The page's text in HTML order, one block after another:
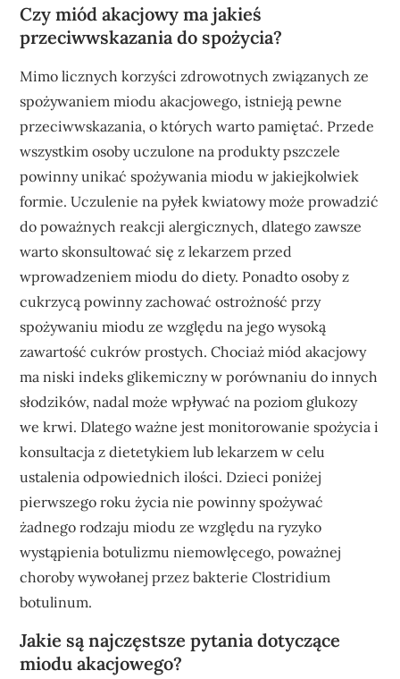
Czy miód akacjowy ma jakieś
przeciwwskazania do spożycia?
Mimo licznych korzyści zdrowotnych związanych ze
spożywaniem miodu akacjowego, istnieją pewne
przeciwwskazania, o których warto pamiętać. Przede
wszystkim osoby uczulone na produkty pszczele
powinny unikać spożywania miodu w jakiejkolwiek
formie. Uczulenie na pyłek kwiatowy może prowadzić
do poważnych reakcji alergicznych, dlatego zawsze
warto skonsultować się z lekarzem przed
wprowadzeniem miodu do diety. Ponadto osoby z
cukrzycą powinny zachować ostrożność przy
spożywaniu miodu ze względu na jego wysoką
zawartość cukrów prostych. Chociaż miód akacjowy
ma niski indeks glikemiczny w porównaniu do innych
słodzików, nadal może wpływać na poziom glukozy
we krwi. Dlatego ważne jest monitorowanie spożycia i
konsultacja z dietetykiem lub lekarzem w celu
ustalenia odpowiednich ilości. Dzieci poniżej
pierwszego roku życia nie powinny spożywać
żadnego rodzaju miodu ze względu na ryzyko
wystąpienia botulizmu niemowlęcego, poważnej
choroby wywołanej przez bakterie Clostridium
botulinum.
Jakie są najczęstsze pytania dotyczące
miodu akacjowego?